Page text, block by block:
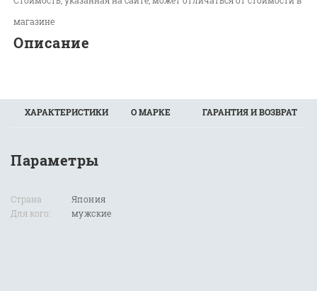
магазине
Описание
ХАРАКТЕРИСТИКИ О МАРКЕ ГАРАНТИЯ И ВОЗВРАТ
Параметры
Страна
Для кого:
Япония
мужские